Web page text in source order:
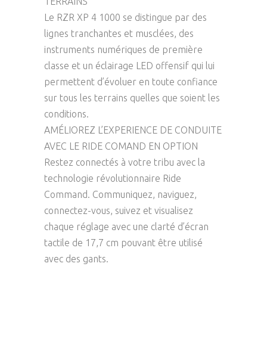
Le RZR XP 4 1000 se distingue par des
lignes tranchantes et musclées, des
instruments numériques de première
classe et un éclairage LED offensif qui lui
permettent d’évoluer en toute confiance
sur tous les terrains quelles que soient les
conditions.
AMÉLIOREZ L’EXPERIENCE DE CONDUITE
AVEC LE RIDE COMAND EN OPTION
Restez connectés à votre tribu avec la
technologie révolutionnaire Ride
Command. Communiquez, naviguez,
connectez-vous, suivez et visualisez
chaque réglage avec une clarté d’écran
tactile de 17,7 cm pouvant être utilisé
avec des gants.